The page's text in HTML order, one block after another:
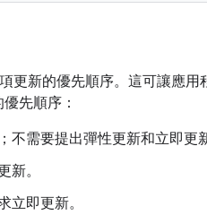
更新的優先順序。這可讓應
先順序：
不需要提出彈性更新和立即更
新。
立即更新。